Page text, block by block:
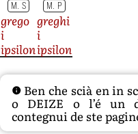
M. S M. P
grego greghi
i
i
ipsilonipsilon
Ben che scià en in
o DEIZE o l’é un
contegnui de ste